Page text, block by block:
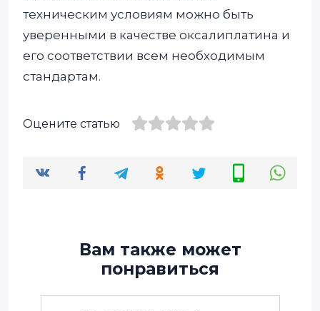
техническим условиям можно быть
уверенными в качестве оксалиплатина и
его соответствии всем необходимым
стандартам.
Оцените статью
Вам также может
понравиться